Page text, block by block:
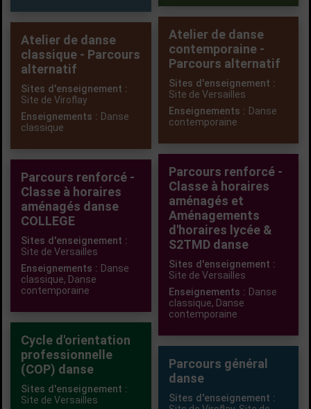
Atelier de danse
contemporaine -
Parcours alternatif
Sites d'enseignement :
Site de Versailles
Enseignements : Danse
contemporaine
Atelier de danse
classique - Parcours
alternatif
Sites d'enseignement :
Site de Viroflay
Enseignements : Danse
classique
Parcours renforcé -
Classe à horaires
aménagés et
Aménagements
d'horaires lycée &
S2TMD danse
Sites d'enseignement :
Site de Versailles
Enseignements : Danse
classique, Danse
contemporaine
Parcours renforcé -
Classe à horaires
aménagés danse
COLLEGE
Sites d'enseignement :
Site de Versailles
Enseignements : Danse
classique, Danse
contemporaine
Cycle d'orientation
professionnelle
(COP) danse
Sites d'enseignement :
Site de Versailles
Parcours général
danse
Sites d'enseignement :